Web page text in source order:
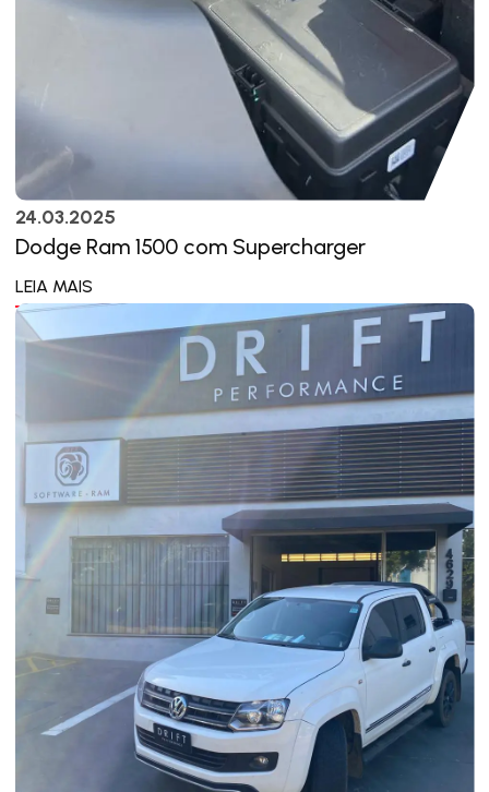
24.03.2025
Dodge Ram 1500 com Supercharger
LEIA MAIS